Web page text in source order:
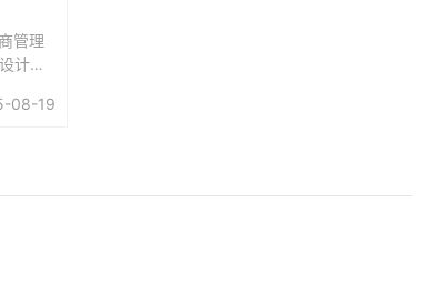
管理
计专
08-19